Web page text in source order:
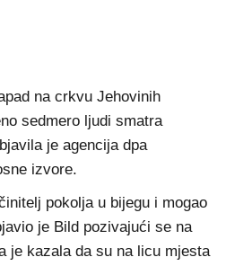
na crkvu Jehovinih
sedmero ljudi smatra
je agencija dpa
izvore.
pokolja u bijegu i mogao
je Bild pozivajući se na
je kazala da su na licu mjesta